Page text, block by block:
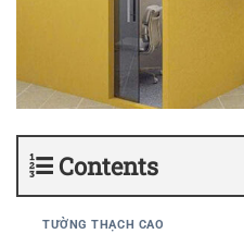
Contents
TƯỜNG THẠCH CAO